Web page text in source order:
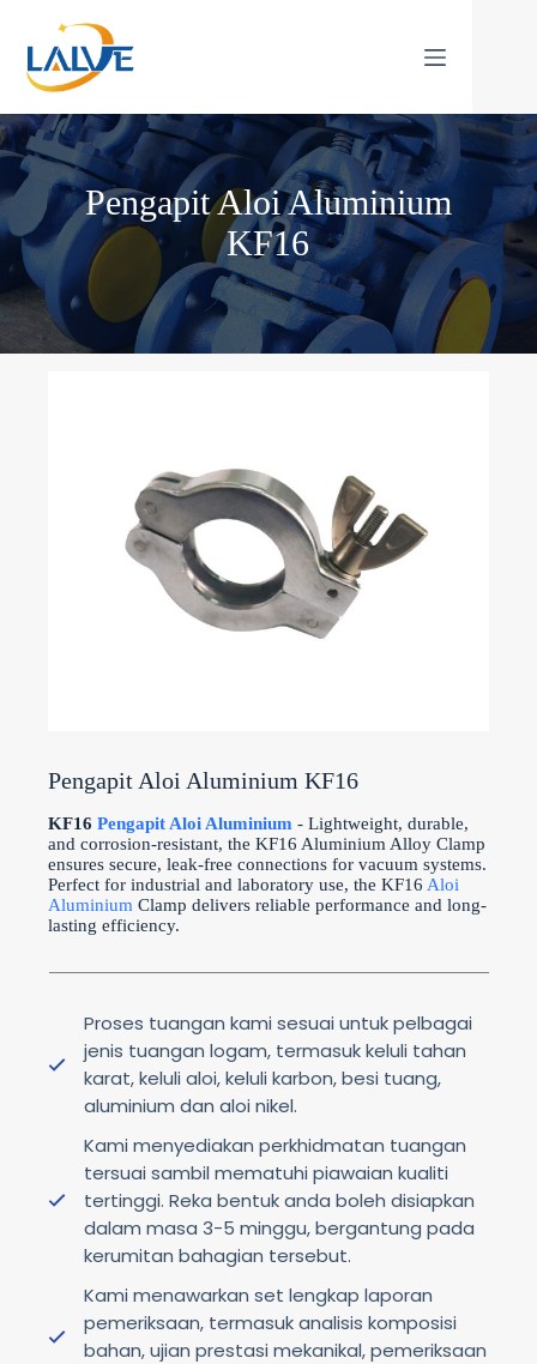
kandungan
Pengapit Aloi Aluminium
KF16
Pengapit Aloi Aluminium KF16
KF16Pengapit Aloi Aluminium - Lightweight, durable,
and corrosion-resistant, the KF16 Aluminium Alloy Clamp
ensures secure, leak-free connections for vacuum systems.
Perfect for industrial and laboratory use, the KF16 Aloi
Aluminium Clamp delivers reliable performance and long-
lasting efficiency.
Proses tuangan kami sesuai untuk pelbagai
jenis tuangan logam, termasuk keluli tahan
karat, keluli aloi, keluli karbon, besi tuang,
aluminium dan aloi nikel.
Kami menyediakan perkhidmatan tuangan
tersuai sambil mematuhi piawaian kualiti
tertinggi. Reka bentuk anda boleh disiapkan
dalam masa 3-5 minggu, bergantung pada
kerumitan bahagian tersebut.
Kami menawarkan set lengkap laporan
pemeriksaan, termasuk analisis komposisi
bahan, ujian prestasi mekanikal, pemeriksaan